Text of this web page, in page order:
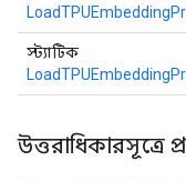
স্ট্যাটিক
উত্তরাধিকারসূত্রে